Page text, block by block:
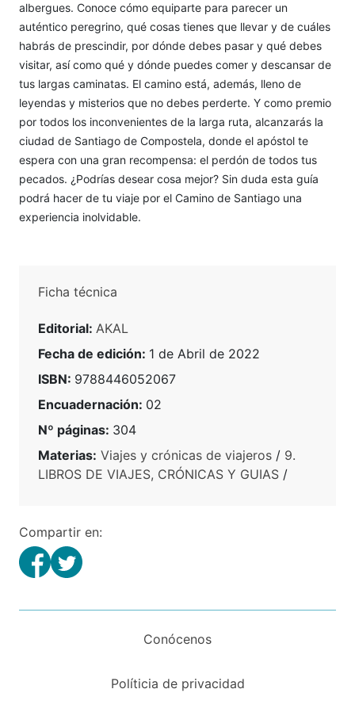
albergues. Conoce cómo equiparte para parecer un
auténtico peregrino, qué cosas tienes que llevar y de cuáles
habrás de prescindir, por dónde debes pasar y qué debes
visitar, así como qué y dónde puedes comer y descansar de
tus largas caminatas. El camino está, además, lleno de
leyendas y misterios que no debes perderte. Y como premio
por todos los inconvenientes de la larga ruta, alcanzarás la
ciudad de Santiago de Compostela, donde el apóstol te
espera con una gran recompensa: el perdón de todos tus
pecados. ¿Podrías desear cosa mejor? Sin duda esta guía
podrá hacer de tu viaje por el Camino de Santiago una
experiencia inolvidable.
Ficha técnica
Editorial: AKAL
Fecha de edición: 1 de Abril de 2022
ISBN: 9788446052067
Encuadernación: 02
Nº páginas: 304
Materias: Viajes y crónicas de viajeros / 9.
LIBROS DE VIAJES, CRÓNICAS Y GUIAS /
Compartir en:
Conócenos
Políticia de privacidad